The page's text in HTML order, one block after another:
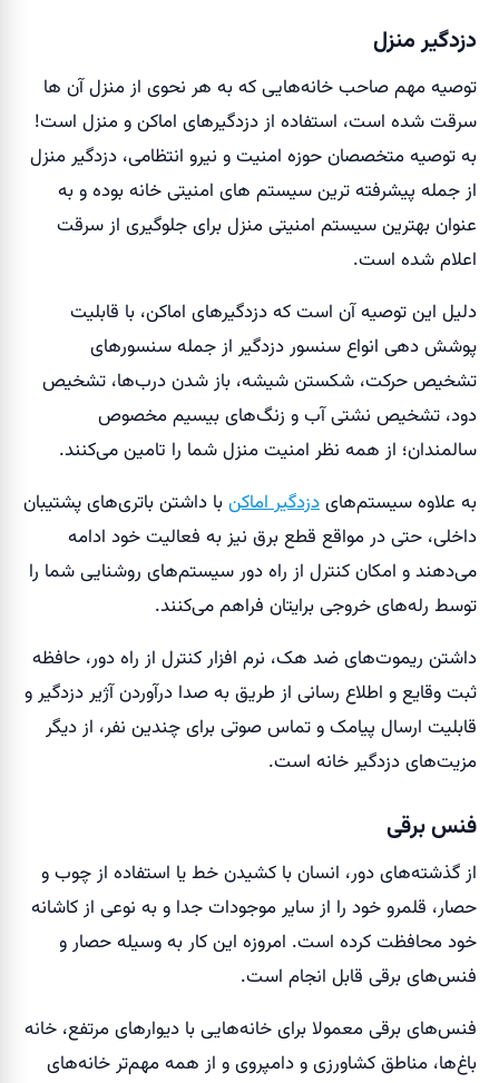
دزدگیر منزل
توصیه مهم صاحب خانه‌هایی که به هر نحوی از منزل آن ها
سرقت شده است، استفاده از دزدگیر‌های اماکن و منزل است!
به توصیه متخصصان حوزه امنیت و نیرو انتظامی، دزدگیر منزل
از جمله پیشرفته ترین سیستم های امنیتی خانه بوده و به
عنوان بهترین سیستم امنیتی منزل برای جلوگیری از سرقت
اعلام شده است.
دلیل این توصیه آن است که دزدگیر‌های اماکن، با قابلیت
پوشش دهی انواع سنسور‌ دزدگیر از جمله سنسور‌های
تشخیص حرکت، شکستن شیشه، باز شدن درب‌ها، تشخیص
دود، تشخیص نشتی آب و زنگ‌های بیسیم مخصوص
سالمندان؛ از همه نظر امنیت منزل شما را تامین می‌کنند.
به علاوه سیستم‌هایدزدگیر اماکنبا داشتن باتری‌های پشتیبان
داخلی، حتی در مواقع قطع برق نیز به فعالیت خود ادامه
می‌دهند و امکان کنترل از راه دور سیستم‌های روشنایی شما را
توسط رله‌های خروجی برایتان فراهم می‌کنند.
داشتن ریموت‌های ضد هک، نرم افزار کنترل از راه دور، حافظه
ثبت وقایع و اطلاع رسانی از طریق به صدا درآوردن آژیر دزدگیر و
قابلیت ارسال پیامک و تماس صوتی برای چندین نفر، از دیگر
مزیت‌های دزدگیر خانه است.
فنس برقی
از گذشته‌های دور، انسان با کشیدن خط یا استفاده از چوب و
حصار، قلمرو خود را از سایر موجودات جدا و به نوعی از کاشانه
خود محافظت کرده است. امروزه این کار به وسیله حصار و
فنس‌های برقی قابل انجام است.
فنس‌های برقی معمولا برای خانه‌هایی با دیوار‌های مرتفع، خانه
باغ‌ها، مناطق کشاورزی و دامپروی و از همه مهم‌تر خانه‌های